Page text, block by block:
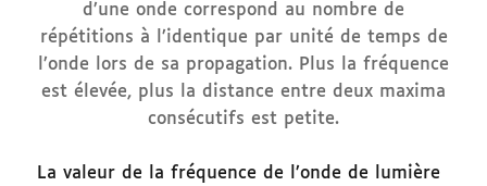
d’une onde correspond au nombre de
répétitions à l’identique par unité de temps de
l’onde lors de sa propagation. Plus la fréquence
est élevée, plus la distance entre deux maxima
consécutifs est petite.
La valeur de la fréquence de l’onde de lumière